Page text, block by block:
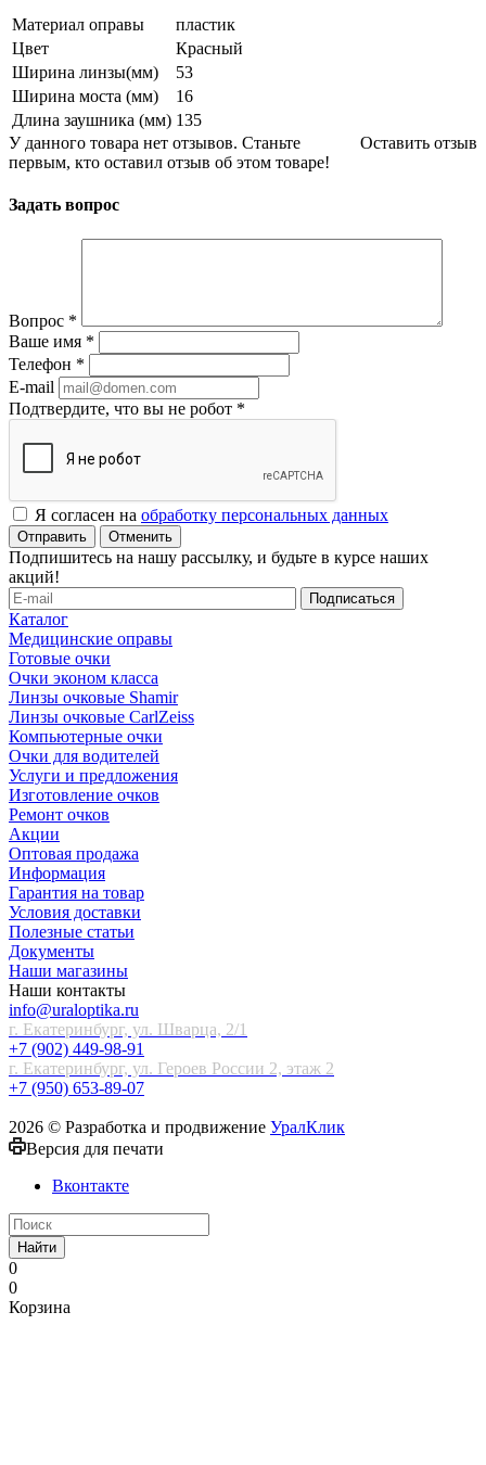
Материал оправы
пластик
Цвет
Красный
Ширина линзы(мм)
53
Ширина моста (мм)
16
Длина заушника (мм) 135
Оставить отзыв
У данного товара нет отзывов. Станьте
первым, кто оставил отзыв об этом товаре!
Задать вопрос
Вопрос *
Ваше имя *
Телефон *
E-mail
Подтвердите, что вы не робот *
Я согласен на обработку персональных данных
Отменить
Подпишитесь на нашу рассылку, и будьте в курсе наших
акций!
Каталог
Медицинские оправы
Готовые очки
Очки эконом класса
Линзы очковые Shamir
Линзы очковые CarlZeiss
Компьютерные очки
Очки для водителей
Услуги и предложения
Изготовление очков
Ремонт очков
Акции
Оптовая продажа
Информация
Гарантия на товар
Условия доставки
Полезные статьи
Документы
Наши магазины
Наши контакты
info@uraloptika.ru
г. Екатеринбург, ул. Шварца, 2/1
+7 (902) 449-98-91
г. Екатеринбург, ул. Героев России 2, этаж 2
+7 (950) 653-89-07
2026 © Разработка и продвижение УралКлик
Версия для печати
Вконтакте
Найти
0
0
Корзина